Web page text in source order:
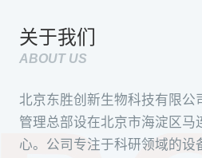
关于我们
ABOUT US
北京东胜创新生物科技有限公
管理总部设在北京市海淀区马
心。公司专注于科研领域的设